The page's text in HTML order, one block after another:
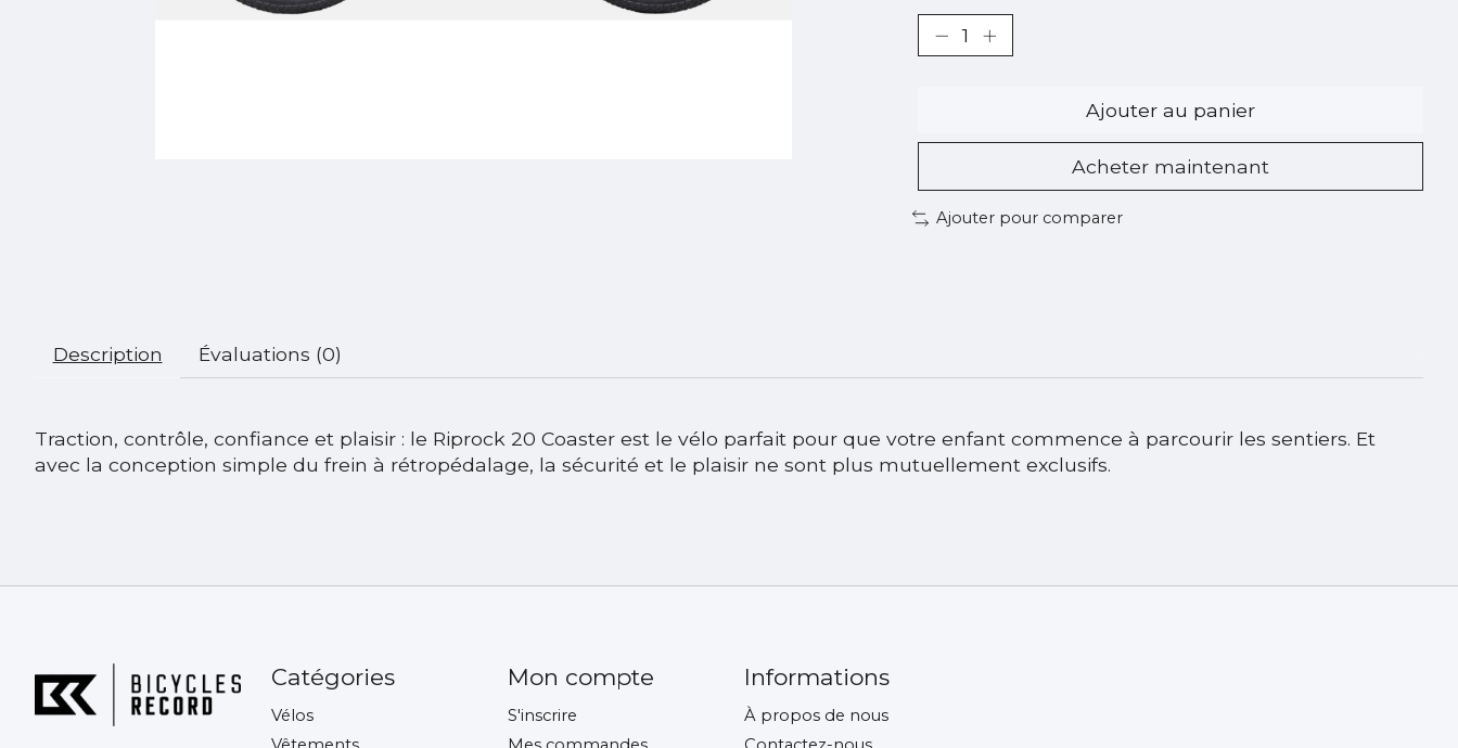
Ajouter au panier
Acheter maintenant
Ajouter pour comparer
Description Évaluations (0)
Traction, contrôle, confiance et plaisir : le Riprock 20 Coaster est le vélo parfait pour que votre enfant commence à parcourir les sentiers. Et
avec la conception simple du frein à rétropédalage, la sécurité et le plaisir ne sont plus mutuellement exclusifs.
Catégories
Vélos
Mon compte
S'inscrire
Informations
À propos de nous